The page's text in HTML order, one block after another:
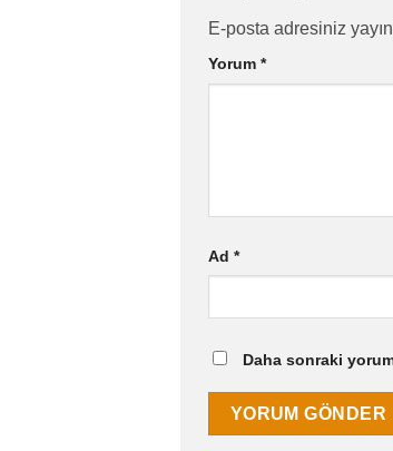
E-posta adresiniz
Yorum *
Ad *
Daha sonraki